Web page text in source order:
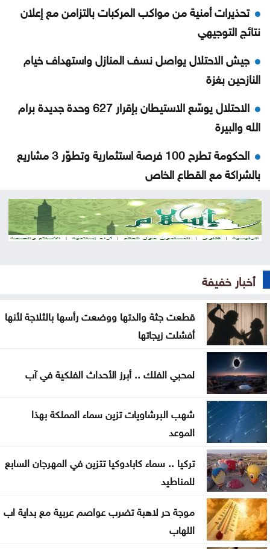
تحذيرات أمنية من مواكب المركبات بالتزامن مع إعلان
نتائج التوجيهي
جيش الاحتلال يواصل نسف المنازل واستهداف خيام
النازحين بغزة
الاحتلال يوسّع الاستيطان بإقرار 627 وحدة جديدة برام
الله والبيرة
الحكومة تطرح 100 فرصة استثمارية وتطوّر 3 مشاريع
بالشراكة مع القطاع الخاص
إيران تشترط ستة بنود لإعادة فتح هرمز وواشنطن
تراقب التنفيذ
85% من الخدمات الحكومية جرى رقمنتها حتى منتصف
2026
النواب يناقش الأحد قانون هيئة الاعتماد وشكاوى
البنزين
النقل البري تستكمل اليوم التشغيل التجريبي لخطوط
جديدة
السعودية: إخماد حريق في منشأة أرامكو بجيزان بلا
إصابات
حرائق الغابات تجبر 20 ألف شخص على إخلاء منازلهم
في كندا
أخبار خفيفة
قطعت جثة والدتها ووضعت رأسها بالثلاجة لأنها
أفشلت زيجاتها
لمحبي الفلك .. أبرز الأحداث الفلكية في آب
شهب البرشاويات تزين سماء المملكة بهذا
الموعد
تركيا .. سماء كابادوكيا تتزين في المهرجان السابع
للمناطيد
موجة حر لاهبة تضرب عواصم عربية مع بداية اب
اللهاب